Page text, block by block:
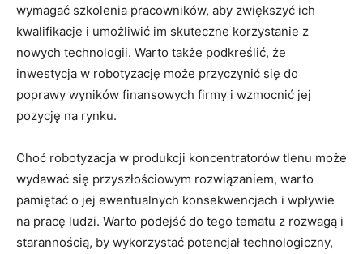
wymagać ‍szkolenia pracowników, aby zwiększyć ich
kwalifikacje​ i umożliwić‍ im skuteczne korzystanie z
nowych​ technologii. Warto także podkreślić, że
inwestycja w robotyzację może​ przyczynić się do​
poprawy wyników⁢ finansowych firmy i wzmocnić jej
pozycję na rynku.
Choć robotyzacja w produkcji⁤ koncentratorów tlenu może
wydawać się przyszłościowym rozwiązaniem, warto
pamiętać o‍ jej ewentualnych konsekwencjach i wpływie
na pracę ‌ludzi. Warto podejść do tego tematu z rozwagą⁣ i
starannością, by wykorzystać ⁤potencjał⁤ technologiczny,‍